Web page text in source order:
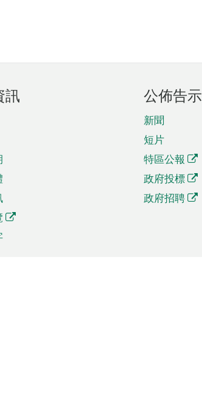
訊 公佈告示
新聞
短片
特區公報
政府投標
政府招聘